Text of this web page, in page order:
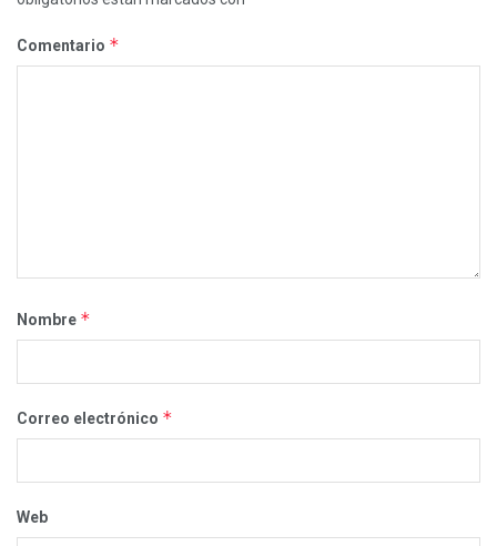
Comentario *
Nombre *
Correo electrónico *
Web